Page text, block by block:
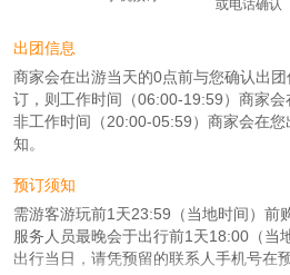
或电话确认
出团信息
商家会在出游当天的0点前与您确认出
订，则工作时间（06:00-19:59）商家会
非工作时间（20:00-05:59）商家会在
知。
预订须知
需游客游玩前1天23:59（当地时间）前
服务人员最晚会于出行前1天18:00（当
出行当日，请凭预留的联系人手机号在